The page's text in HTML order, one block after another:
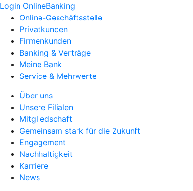
Login OnlineBanking
Online-Geschäftsstelle
Privatkunden
Firmenkunden
Banking & Verträge
Meine Bank
Service & Mehrwerte
Über uns
Unsere Filialen
Mitgliedschaft
Gemeinsam stark für die Zukunft
Engagement
Nachhaltigkeit
Karriere
News